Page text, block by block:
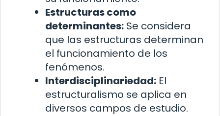
Estructuras como
determinantes: Se considera
que las estructuras determinan
el funcionamiento de los
fenómenos.
Interdisciplinariedad: El
estructuralismo se aplica en
diversos campos de estudio.